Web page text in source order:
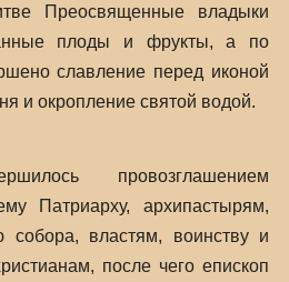
Преосвященные владыки
плоды и фрукты, а по
славление перед иконой
и окропление святой водой.
провозглашением
Патриарху, архипастырям,
собора, властям, воинству и
после чего епископ